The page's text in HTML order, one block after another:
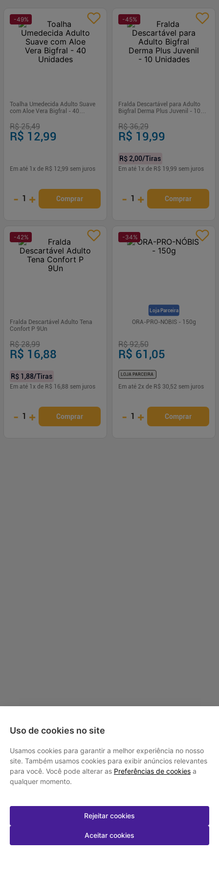
Uso de cookies no site
Usamos cookies para garantir a melhor experiência no nosso
site. Também usamos cookies para exibir anúncios relevantes
para você. Você pode alterar as Preferências de cookies a
qualquer momento.
Rejeitar cookies
Aceitar cookies
-49%
Toalha Umedecida Adulto Suave
com Aloe Vera Bigfral - 40
R$ 25,49
R$ 12,99
Em até 1 x de R$ 12,99 sem juros
- 1 + Comprar
-45%
Fralda Descartável para Adulto
Bigfral Derma Plus Juvenil - 10
R$ 36,29
R$ 19,99
R$ 2,00/Tiras
Em até 1 x de R$ 19,99 sem juros
- 1 + Comprar
-42%
Fralda Descartável Adulto Tena
Confort P 9Un
R$ 28,99
R$ 16,88
R$ 1,88/Tiras
Em até 1 x de R$ 16,88 sem juros
- 1 + Comprar
Loja Parceira
-34%
ORA-PRO-NÓBIS - 150g
R$ 92,50
R$ 61,05
LOJA PARCEIRA
Em até 2x de R$ 30,52 sem juros
- 1 + Comprar